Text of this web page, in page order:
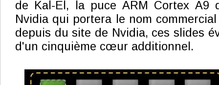
de Kal-El, la puce ARM Cortex A9
Nvidia qui portera le nom
depuis du site de Nvidia, ces slides
d'un cinquième cœur additionnel.